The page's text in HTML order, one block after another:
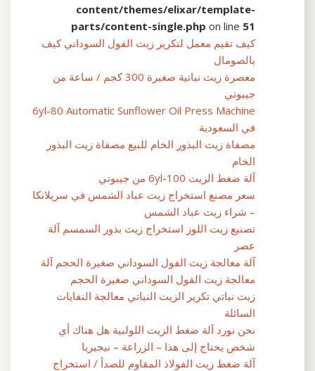
content/themes/elixar/template-
parts/content-single.php on line 51
كيف تقيم معمل لتكرير زيت الفول السوداني كيف
بالصومال
معصرة زيت نباتية صغيرة 300 كجم / ساعة من
جيبوتي
6yl-80 Automatic Sunflower Oil Press Machine
في السعودية
مصفاة زيت البذور الخام للبيع مصفاة زيت البذور
الخام
آلة ضغط الزيت 6yl-100 من جيبوتي
سعر مصنع استخراج زيت عباد الشمس في سريلانكا
– شراء زيت عباد الشمس
تصنيع زيت اللوز استخراج زيت بذور السمسم آلة
عصر
آلة معالجة زيت الفول السوداني صغيرة الحجم آلة
معالجة زيت الفول السوداني صغيرة الحجم
زيت نباتي تكرير الزيت النباتي معالجة النفايات
السائلة
نحن نورد آلة ضغط الزيت اللولبية هل هناك أي
شخص يحتاج إلى هذا – الزراعة – نيجيريا
آلة ضغط زيت الفولاذ المقاوم للصدأ / استخراج